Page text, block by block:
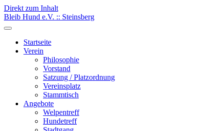
Direkt zum Inhalt
Bleib Hund e.V. :: Steinsberg
Startseite
Verein
Philosophie
Vorstand
Satzung / Platzordnung
Vereinsplatz
Stammtisch
Angebote
Welpentreff
Hundetreff